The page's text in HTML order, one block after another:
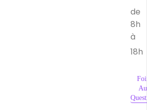
de
8h
à
18h